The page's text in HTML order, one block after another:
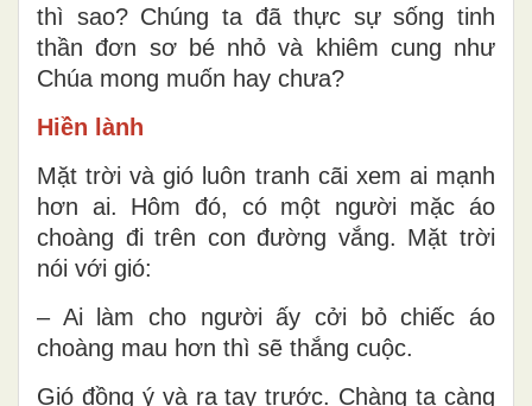
thì sao? Chúng ta đã thực sự sống tinh
thần đơn sơ bé nhỏ và khiêm cung như
Chúa mong muốn hay chưa?
Hiền lành
Mặt trời và gió luôn tranh cãi xem ai mạnh
hơn ai. Hôm đó, có một người mặc áo
choàng đi trên con đường vắng. Mặt trời
nói với gió:
– Ai làm cho người ấy cởi bỏ chiếc áo
choàng mau hơn thì sẽ thắng cuộc.
Gió đồng ý và ra tay trước. Chàng ta càng